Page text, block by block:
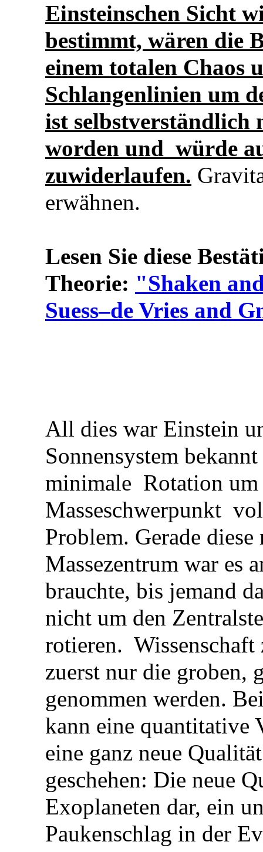
Einsteinschen Sicht
bestimmt, wären die
einem totalen Chaos
Schlangenlinien um
ist selbstverständlich
worden und würde
zuwiderlaufen.
erwähnen.
Lesen Sie diese
Theorie: "Shaken
Suess–de Vries and
All dies war Einstein
Sonnensystem
minimale Rotation um
Masseschwerpunkt
Problem. Gerade
Massezentrum war es
brauchte, bis jemand
nicht um den
rotieren. Wissenschaft
zuerst nur die groben,
genommen werden.
kann eine quantitative
eine ganz neue
geschehen: Die neue
Exoplaneten dar, ein
Paukenschlag in der